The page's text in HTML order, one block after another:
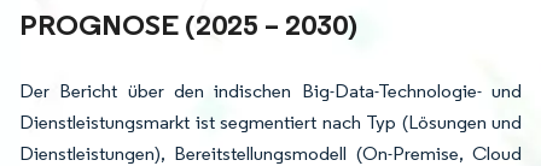
ROGNOSE (2025 – 2030)
Der Bericht über den indischen Big-Data-Technologie- und
Dienstleistungsmarkt ist segmentiert nach Typ (Lösungen und
Dienstleistungen), Bereitstellungsmodell (On-Premise, Cloud